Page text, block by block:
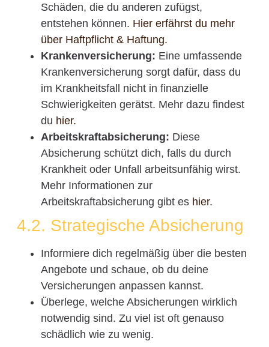
Schäden, die du anderen zufügst,
entstehen können. Hier erfährst du mehr
über Haftpflicht & Haftung.
Krankenversicherung: Eine umfassende
Krankenversicherung sorgt dafür, dass du
im Krankheitsfall nicht in finanzielle
Schwierigkeiten gerätst. Mehr dazu findest
du hier.
Arbeitskraftabsicherung: Diese
Absicherung schützt dich, falls du durch
Krankheit oder Unfall arbeitsunfähig wirst.
Mehr Informationen zur
Arbeitskraftabsicherung gibt es hier.
4.2. Strategische Absicherung
Informiere dich regelmäßig über die besten
Angebote und schaue, ob du deine
Versicherungen anpassen kannst.
Überlege, welche Absicherungen wirklich
notwendig sind. Zu viel ist oft genauso
schädlich wie zu wenig.